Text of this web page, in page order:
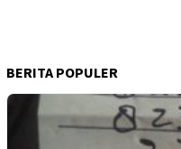
BERITA POPULER